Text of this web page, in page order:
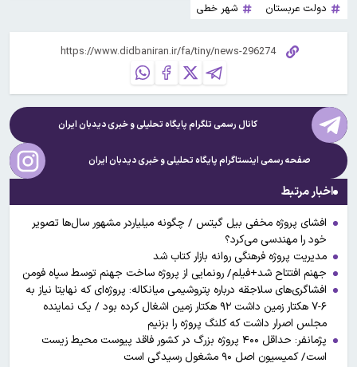
دولت عربستان شهر خطی
کانال رسمی تلگرام پایگاه تحلیلی و خبریدیدبان ایران
صفحه رسمی اینستاگرام پایگاه تحلیلی و خبریدیدبان ایران
اخبار مرتبط
افشای پروژه مخفی بیل گیتس / چگونه میلیاردر مشهور سال‌ها تصویر
خود را مهندسی می‌کرد؟
مدیریت پروژه فرهنگی روانه بازار کتاب شد
جهنم افتتاح شد+فیلم/ رونمایی از پروژه ساخت جهنم توسط سپاه فومن
افشاگری‌های سلاجقه درباره پتروشیمی میانکاله: پروژه‌ای که نهایتا نیاز به
۶-۷ هکتار زمین داشت ۹۲ هکتار زمین اشغال کرده بود / یک نماینده
مجلس اصرار داشت که کلنگ پروژه‌ را بزنیم
پژمانفر: حداقل ۴۰۰ پروژه بزرگ در کشور فاقد پیوست محیط زیست
است/ کمیسیون اصل ۹۰ مشغول رسیدگی است